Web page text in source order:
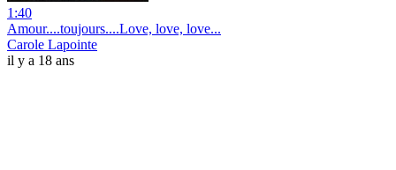
1:40
Amour....toujours....Love, love, love...
Carole Lapointe
il y a 18 ans